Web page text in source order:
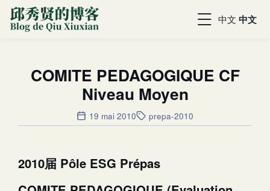
中文 中文
COMITE PEDAGOGIQUE CF
Niveau Moyen
19 mai 2010 prepa-2010
2010届 Pôle ESG Prépas